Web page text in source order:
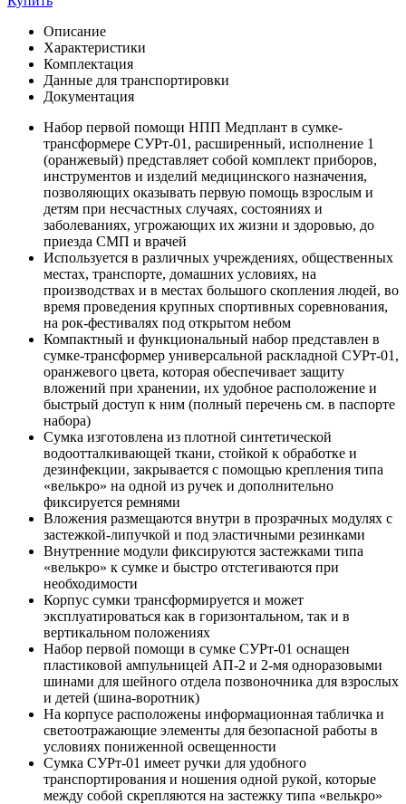
Описание
Характеристики
Комплектация
Данные для транспортировки
Документация
Набор первой помощи НПП Медплант в сумке-
трансформере СУРт-01, расширенный, исполнение 1
(оранжевый) представляет собой комплект приборов,
инструментов и изделий медицинского назначения,
позволяющих оказывать первую помощь взрослым и
детям при несчастных случаях, состояниях и
заболеваниях, угрожающих их жизни и здоровью, до
приезда СМП и врачей
Используется в различных учреждениях, общественных
местах, транспорте, домашних условиях, на
производствах и в местах большого скопления людей, во
время проведения крупных спортивных соревнования,
на рок-фестивалях под открытом небом
Компактный и функциональный набор представлен в
сумке-трансформер универсальной раскладной СУРт-01,
оранжевого цвета, которая обеспечивает защиту
вложений при хранении, их удобное расположение и
быстрый доступ к ним (полный перечень см. в паспорте
набора)
Сумка изготовлена из плотной синтетической
водоотталкивающей ткани, стойкой к обработке и
дезинфекции, закрывается с помощью крепления типа
«велькро» на одной из ручек и дополнительно
фиксируется ремнями
Вложения размещаются внутри в прозрачных модулях с
застежкой-липучкой и под эластичными резинками
Внутренние модули фиксируются застежками типа
«велькро» к сумке и быстро отстегиваются при
необходимости
Корпус сумки трансформируется и может
эксплуатироваться как в горизонтальном, так и в
вертикальном положениях
Набор первой помощи в сумке СУРт-01 оснащен
пластиковой ампульницей АП-2 и 2-мя одноразовыми
шинами для шейного отдела позвоночника для взрослых
и детей (шина-воротник)
На корпусе расположены информационная табличка и
светоотражающие элементы для безопасной работы в
условиях пониженной освещенности
Сумка СУРт-01 имеет ручки для удобного
транспортирования и ношения одной рукой, которые
между собой скрепляются на застежку типа «велькро»